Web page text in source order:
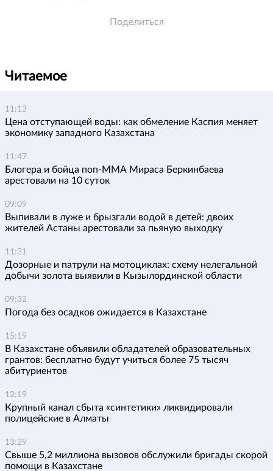
Поделиться
Читаемое
11:13
Цена отступающей воды: как обмеление Каспия меняет
экономику западного Казахстана
11:47
Блогера и бойца поп-ММА Мираса Беркинбаева
арестовали на 10 суток
09:09
Выпивали в луже и брызгали водой в детей: двоих
жителей Астаны арестовали за пьяную выходку
11:31
Дозорные и патрули на мотоциклах: схему нелегальной
добычи золота выявили в Кызылординской области
09:32
Погода без осадков ожидается в Казахстане
15:19
В Казахстане объявили обладателей образовательных
грантов: бесплатно будут учиться более 75 тысяч
абитуриентов
12:19
Крупный канал сбыта «синтетики» ликвидировали
полицейские в Алматы
13:29
Свыше 5,2 миллиона вызовов обслужили бригады скорой
помощи в Казахстане